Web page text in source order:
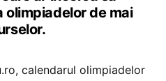
olimpiadelor de mai
calendarul olimpiadelor